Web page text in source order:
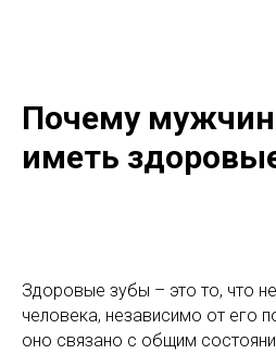
Почему
иметь
Здоровые зубы – это то, что
человека, независимо от его
оно связано с общим